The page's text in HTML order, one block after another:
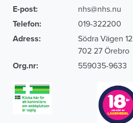
E-post:
nhs@nhs.nu
Telefon:
019-322200
Adress:
Södra Vägen 12
702 27 Örebro
Org.nr:
559035-9633